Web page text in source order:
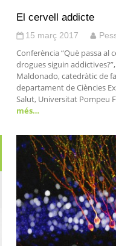
El cervell addicte
15 març 2017
Conferència “Què passa al
drogues siguin
Maldonado, catedràtic de
departament de Ciències
Salut, Universitat Pompeu
més…